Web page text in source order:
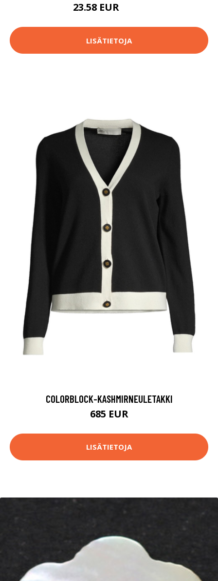
23.58 EUR
LISÄTIETOJA
COLORBLOCK-KASHMIRNEULETAKKI
685 EUR
LISÄTIETOJA